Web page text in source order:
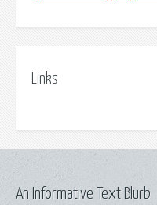
Links
An Informative Text Blurb